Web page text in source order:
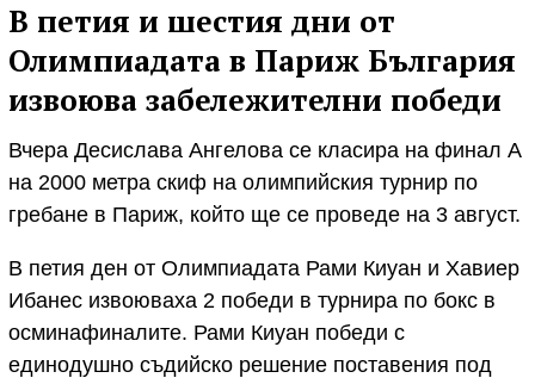
В петия и шестия дни от
Олимпиадата в Париж България
извоюва забележителни победи
Вчера Десислава Ангелова се класира на финал A
на 2000 метра скиф на олимпийския турнир по
гребане в Париж, който ще се проведе на 3 август.
В петия ден от Олимпиадата Рами Киуан и Хавиер
Ибанес извоюваха 2 победи в турнира по бокс в
осминафиналите. Рами Киуан победи с
единодушно съдийско решение поставения под